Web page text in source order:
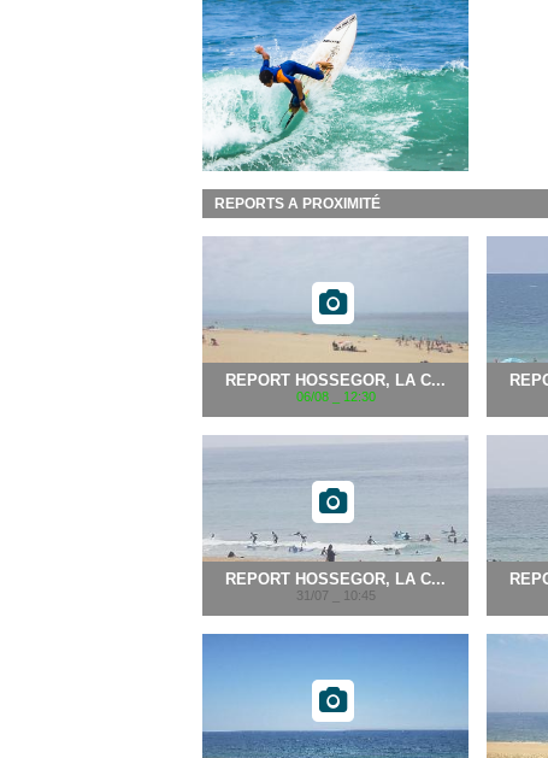
REPORTS A PROXIMITÉ
REPORT HOSSEGOR, LA C...
06/08 _ 12:30
REPORT HOSSEGOR, LA C...
31/07 _ 10:45